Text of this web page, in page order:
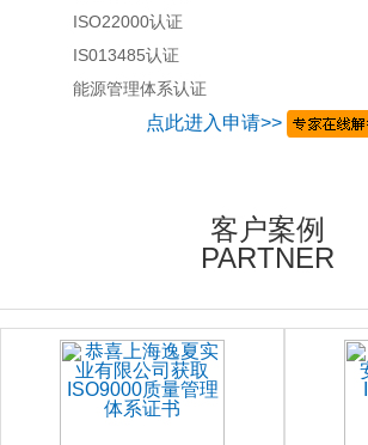
ISO22000认证
IS013485认证
能源管理体系认证
点此进入申请>>
客户案例
PARTNER